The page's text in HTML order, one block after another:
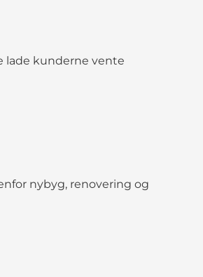
lade kunderne vente
nybyg, renovering og